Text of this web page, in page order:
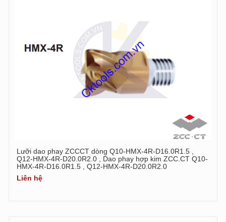
Lưỡi dao phay ZCCCT dòng Q10-HMX-4R-D16.0R1.5 ,
Q12-HMX-4R-D20.0R2.0 , Dao phay hợp kim ZCC.CT Q10-
HMX-4R-D16.0R1.5 , Q12-HMX-4R-D20.0R2.0
Liên hệ